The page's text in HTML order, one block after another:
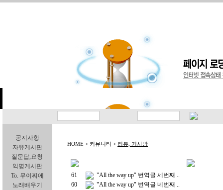
공지사항
자유게시판
질문답,요청
익명게시판
To. 무이찌에
노래배우기
HOME > 커뮤니티 > 리뷰, 기사방
61
"All the way up" 번역글 세번째 ..
60
"All the way up" 번역글 네번째 ..